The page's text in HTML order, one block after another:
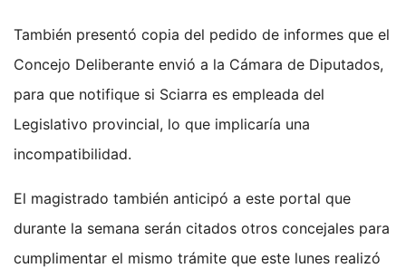
También presentó copia del pedido de informes que el
Concejo Deliberante envió a la Cámara de Diputados,
para que notifique si Sciarra es empleada del
Legislativo provincial, lo que implicaría una
incompatibilidad.
El magistrado también anticipó a este portal que
durante la semana serán citados otros concejales para
cumplimentar el mismo trámite que este lunes realizó